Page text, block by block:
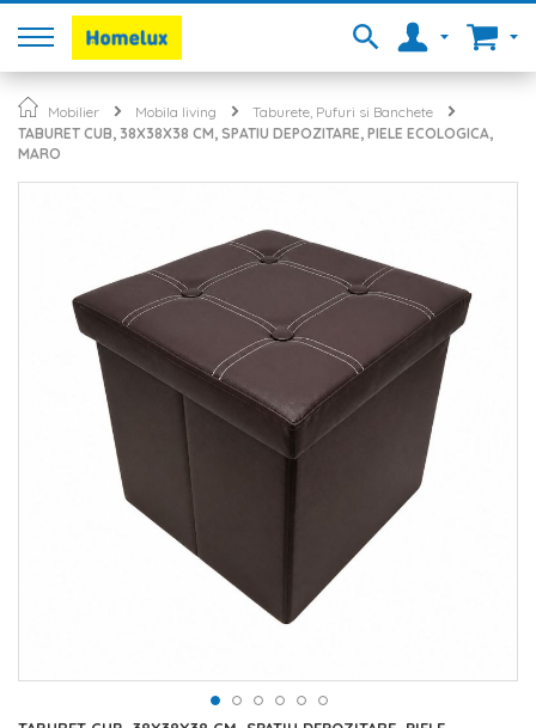
Mobilier Mobila living
Taburete, Pufuri si Banchete
TABURET CUB, 38X38X38 CM, SPATIU DEPOZITARE, PIELE ECOLOGICA,
MARO